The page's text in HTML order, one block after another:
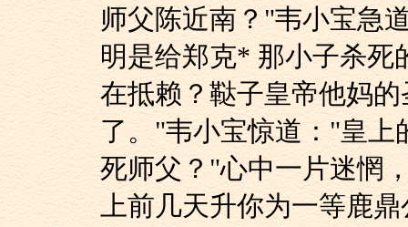
师父陈近南？"韦小宝急
明是给郑克* 那小子杀死
在抵赖？鞑子皇帝他妈
了。"韦小宝惊道："皇
死师父？"心中一片迷惘
上前几天升你为一等鹿